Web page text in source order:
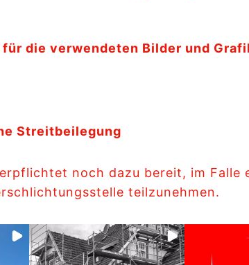
für die verwendeten Bilder und
Streitbeilegung
noch dazu bereit, im
teilzunehmen.